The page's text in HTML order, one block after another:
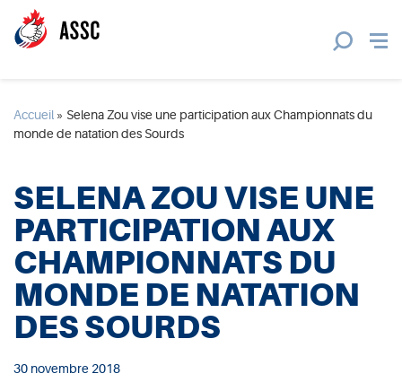
Accueil » Selena Zou vise une participation aux Championnats du
monde de natation des Sourds
SELENA ZOU VISE UNE
PARTICIPATION AUX
CHAMPIONNATS DU
MONDE DE NATATION
DES SOURDS
30 novembre 2018